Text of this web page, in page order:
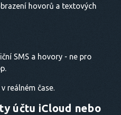
hovorů a textových
SMS a hovory - ne pro
reálném čase.
účtu iCloud nebo